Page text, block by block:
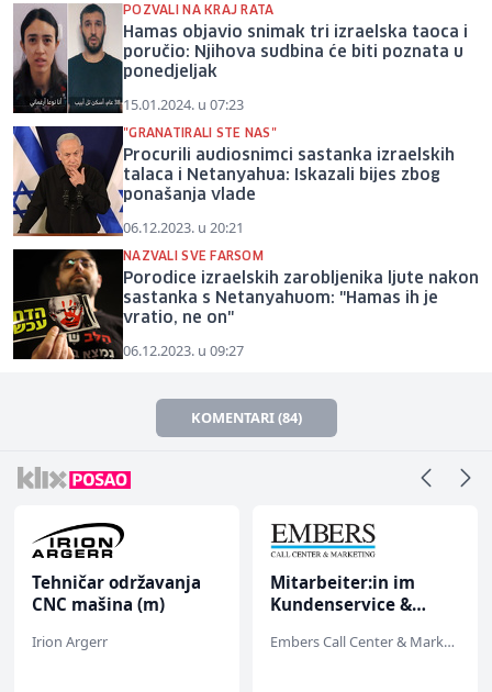
POZVALI NA KRAJ RATA
Hamas objavio snimak tri izraelska taoca i
poručio: Njihova sudbina će biti poznata u
ponedjeljak
15.01.2024. u 07:23
"GRANATIRALI STE NAS"
Procurili audiosnimci sastanka izraelskih
talaca i Netanyahua: Iskazali bijes zbog
ponašanja vlade
06.12.2023. u 20:21
NAZVALI SVE FARSOM
Porodice izraelskih zarobljenika ljute nakon
sastanka s Netanyahuom: "Hamas ih je
vratio, ne on"
06.12.2023. u 09:27
KOMENTARI (84)
Tehničar održavanja
CNC mašina (m)
Irion Argerr
Mitarbeiter:in im
Kundenservice &
Embers Call Center & Marketing